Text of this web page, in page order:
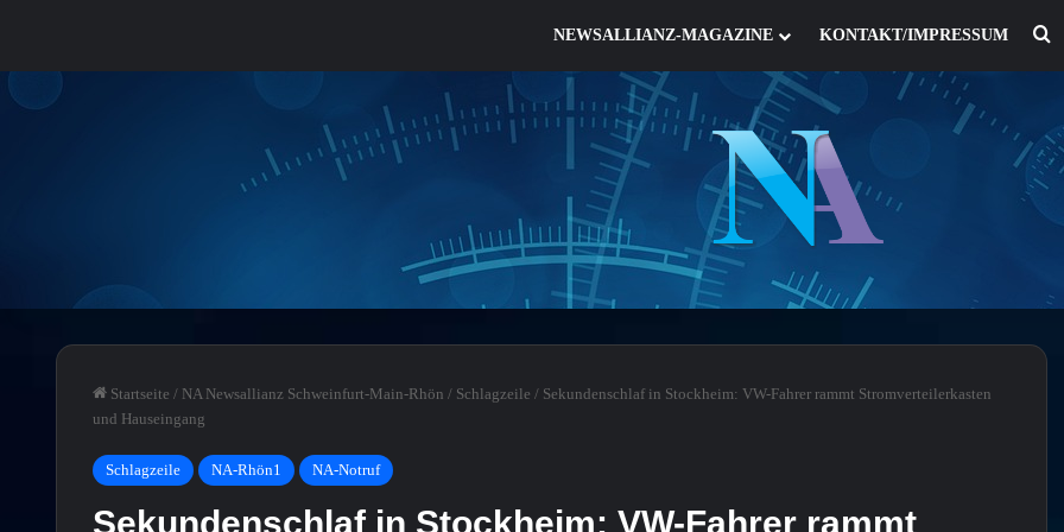
NEWSALLIANZ-MAGAZINE KONTAKT/IMPRESSUM
Startseite / NA Newsallianz Schweinfurt-Main-Rhön / Schlagzeile / Sekundenschlaf in Stockheim: VW-Fahrer rammt Stromverteilerkasten
und Hauseingang
Schlagzeile NA-Rhön1 NA-Notruf
Sekundenschlaf in Stockheim: VW-Fahrer rammt